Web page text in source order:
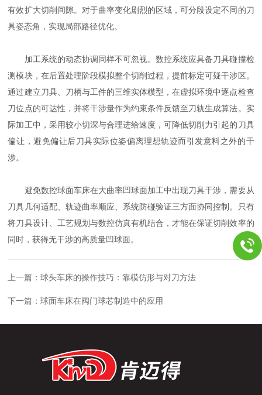
有效扩大切削间隙。对于曲率变化剧烈的区域，可分段设定不同的刀
具姿态角，实现局部路径优化。
加工系统的动态协调同样不可忽视。数控系统应具备刀具碰撞检
测模块，在后置处理阶段模拟整个切削过程，提前标定可疑干涉区。
通过建立刀具、刀柄与工件的三维实体模型，在虚拟环境中逐点检查
刀位点的可达性，并将干涉量作为约束条件反馈至刀轨生成算法。实
际加工中，采用较小切深与合理进给速度，可降低切削力引起的刀具
偏让，避免偏让后刀具实际位姿偏离理想轨迹而引发意料之外的干
涉。
避免数控球面车床在大曲率凹球面加工中出现刀具干涉，需要从
刀具几何适配、轨迹曲率顺应、系统防碰验证三方面协同控制。只有
将刀具设计、工艺规划与数控仿真有机结合，才能在保证切削效率的
同时，获得无干涉的高质量凹球面。
上一篇：球头车床的操作技巧：靠模仿形与对刀方法
下一篇：球面车床在阀门球芯制造中的应用